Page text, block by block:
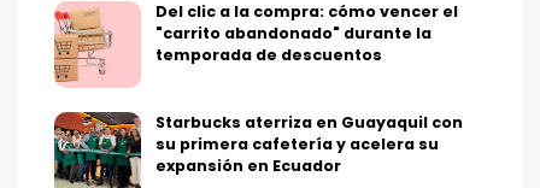
Del clic a la compra: cómo vencer el
"carrito abandonado" durante la
temporada de descuentos
Starbucks aterriza en Guayaquil con
su primera cafetería y acelera su
expansión en Ecuador